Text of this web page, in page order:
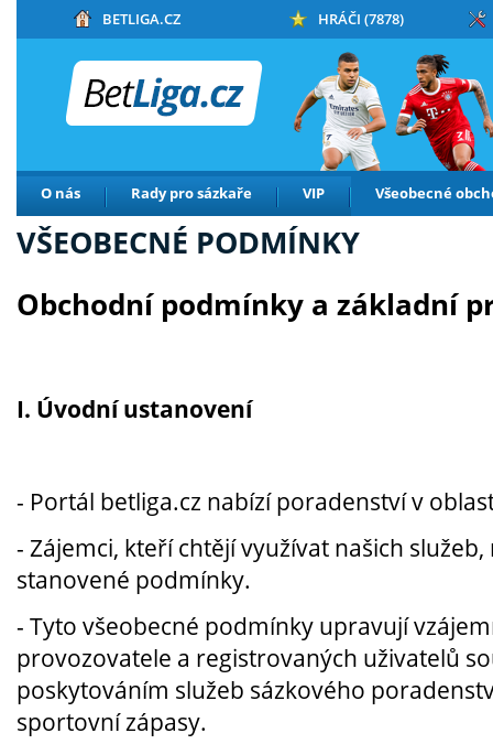
BETLIGA.CZ HRÁČI (7878)
O nás Rady pro sázkaře VIP Všeobecné
VŠEOBECNÉ PODMÍNKY
Obchodní podmínky a základní
I. Úvodní ustanovení
- Portál betliga.cz nabízí poradenství v
- Zájemci, kteří chtějí využívat našich
stanovené podmínky.
- Tyto všeobecné podmínky upravují
provozovatele a registrovaných uživatelů
poskytováním služeb sázkového
sportovní zápasy.